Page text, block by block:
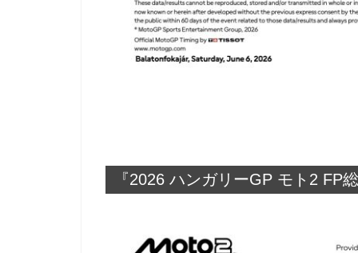
『2026 ハンガリーGP モト2 FP